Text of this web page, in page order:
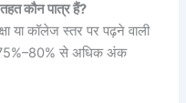
तहतकौनपात्रहैं?
या कॉलेज स्तर पर पढ़ने वाली
में 75%–80% से अधिक अंक